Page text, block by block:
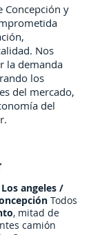
Concepción y
Nos
la demanda
los
del mercado,
del
Los angeles /
Todos
, mitad de
camión